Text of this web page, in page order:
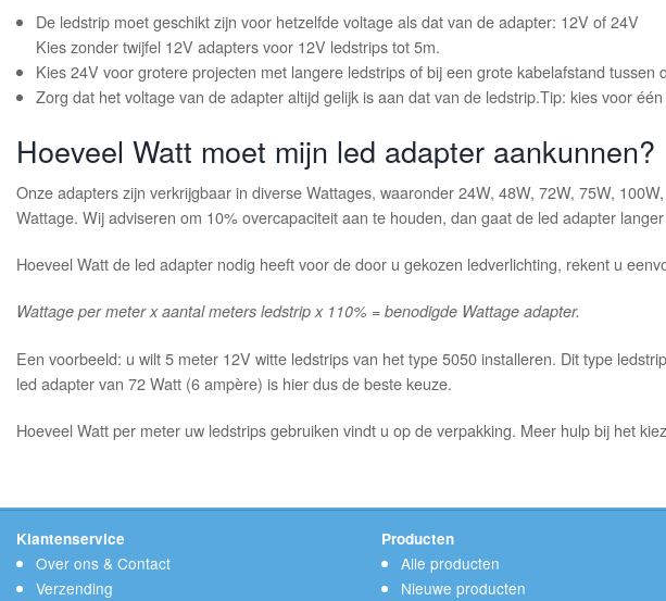
De ledstrip moet geschikt zijn voor hetzelfde voltage als dat van de adapter: 12V of 24V
Kies zonder twijfel 12V adapters voor 12V ledstrips tot 5m.
Kies 24V voor grotere projecten met langere ledstrips of bij een grote kabelafstand
Zorg dat het voltage van de adapter altijd gelijk is aan dat van de ledstrip.Tip: kies voor
Hoeveel Watt moet mijn led adapter aankunnen?
Onze adapters zijn verkrijgbaar in diverse Wattages, waaronder 24W, 48W, 72W, 75W,
Wattage. Wij adviseren om 10% overcapaciteit aan te houden, dan gaat de led adapter
Hoeveel Watt de led adapter nodig heeft voor de door u gekozen ledverlichting, rekent u
Wattage per meter x aantal meters ledstrip x 110% = benodigde Wattage adapter.
Een voorbeeld: u wilt 5 meter 12V witte ledstrips van het type 5050 installeren. Dit type
led adapter van 72 Watt (6 ampère) is hier dus de beste keuze.
Hoeveel Watt per meter uw ledstrips gebruiken vindt u op de verpakking. Meer hulp bij het
Klantenservice
Over ons & Contact
Verzending
Producten
Alle producten
Nieuwe producten